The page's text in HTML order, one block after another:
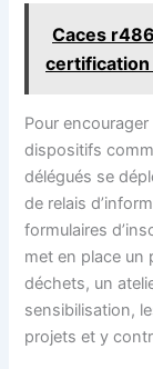
Caces
certification
Pour
dispositifs
délégués se
de relais
formulaires
met en place un
déchets, un
sensibilisation,
projets et y